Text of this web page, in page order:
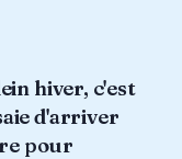
hiver, c'est
d'arriver
pour